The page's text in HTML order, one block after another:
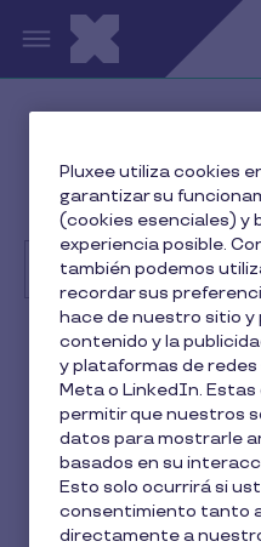
Pasar al contenido
Gestión de beneficios
¿Qué gastos de envío hay
Buscar
Cliente
¿Qué gastos
Pluxee
1 min de lectura 4
Pluxee utiliza cookies
garantizar su
(cookies esenciales) y
experiencia posible.
también podemos
recordar sus
hace de nuestro sitio y
contenido y la
y plataformas de
Meta o LinkedIn.
permitir que nuestros
datos para mostrarle
basados en su
Esto solo ocurrirá si
consentimiento tanto
directamente a